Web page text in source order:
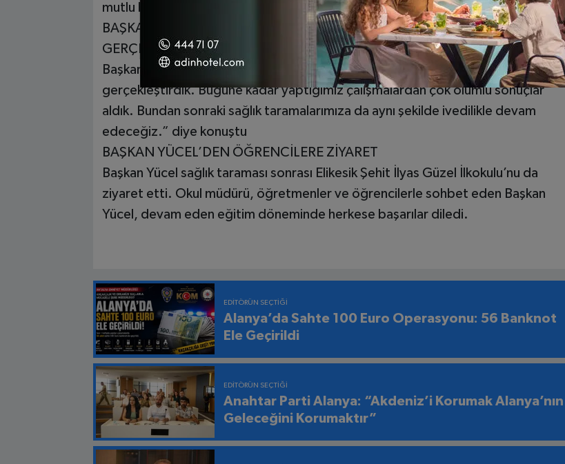
mutlu bize.” dedi.
BAŞKAN YÜCEL: “10 BİNE YAKIN VATANDAŞIMIZIN SAĞLIK TARAMASINI
GERÇEKLEŞTİRDİK”
Başkan Yücel, “2016 yılından beri 10 bine yakın vatandaşımızın sağlık taramasını
gerçekleştirdik. Bugüne kadar yaptığımız çalışmalardan çok olumlu sonuçlar
aldık. Bundan sonraki sağlık taramalarımıza da aynı şekilde ivedilikle devam
edeceğiz.” diye konuştu
BAŞKAN YÜCEL’DEN ÖĞRENCİLERE ZİYARET
Başkan Yücel sağlık taraması sonrası Elikesik Şehit İlyas Güzel İlkokulu’nu da
ziyaret etti. Okul müdürü, öğretmenler ve öğrencilerle sohbet eden Başkan
Yücel, devam eden eğitim döneminde herkese başarılar diledi.
EDITÖRÜN SEÇTIĞI
Alanya’da Sahte 100 Euro Operasyonu: 56 Banknot
Ele Geçirildi
EDITÖRÜN SEÇTIĞI
Anahtar Parti Alanya: “Akdeniz’i Korumak Alanya’nın
Geleceğini Korumaktır”